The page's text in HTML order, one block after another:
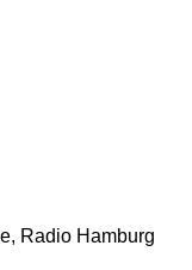
Radio Hamburg